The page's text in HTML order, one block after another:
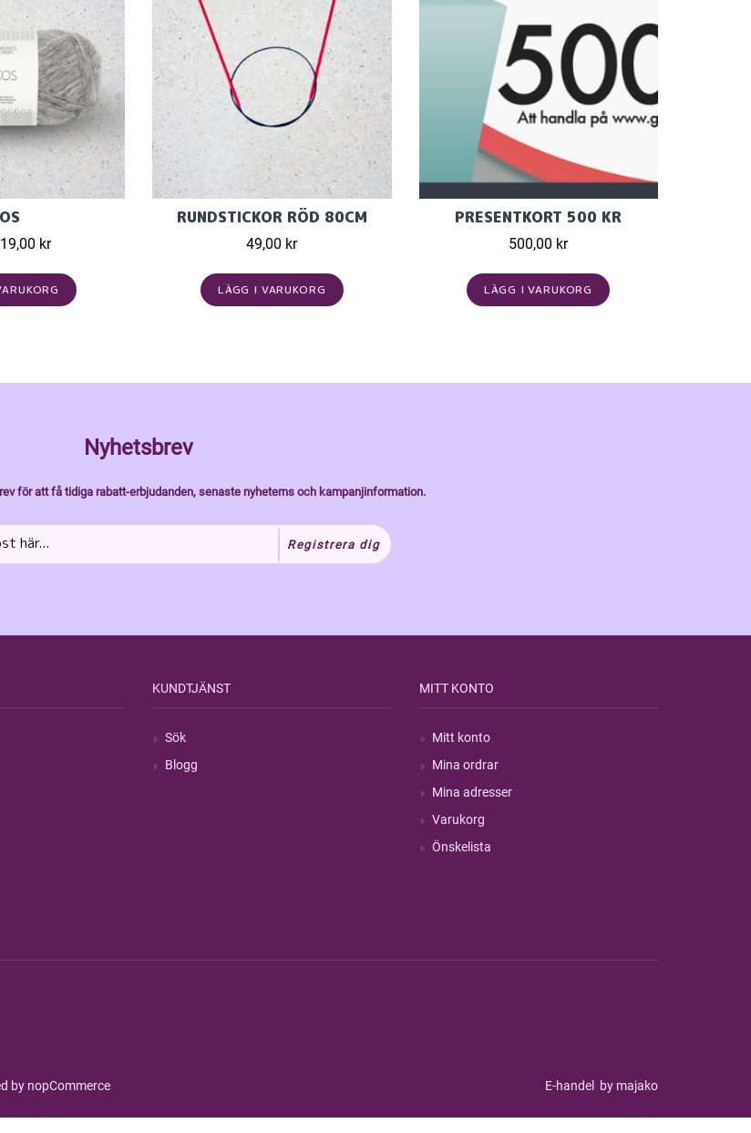
kr
RUNDSTICKOR RÖD 80CM
49,00 kr
LÄGG I VARUKORG
PRESENTKORT 500 KR
500,00 kr
LÄGG I VARUKORG
Nyhetsbrev
för att få tidiga rabatt-erbjudanden, senaste nyheterns och kampanjinformation.
Registrera dig
KUNDTJÄNST
Sök
Blogg
MITT KONTO
Mitt konto
Mina ordrar
Mina adresser
Varukorg
Önskelista
by nopCommerce E-handel by majako